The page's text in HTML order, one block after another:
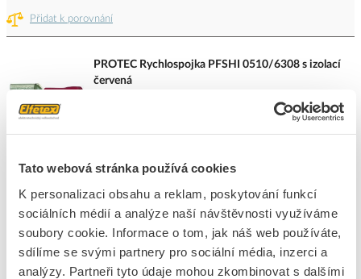
Tato webová stránka používá cookies
K personalizaci obsahu a reklam, poskytování funkcí
sociálních médií a analýze naší návštěvnosti využíváme
soubory cookie. Informace o tom, jak náš web používáte,
sdílíme se svými partnery pro sociální média, inzerci a
analýzy. Partneři tyto údaje mohou zkombinovat s dalšími
Přidat k porovnání
PROTEC Rychlospojka PFSHI 0510/6308 s izolací
červená
Cena s DPH
ks do košíku
Tento produkt je v balení po 100 ks